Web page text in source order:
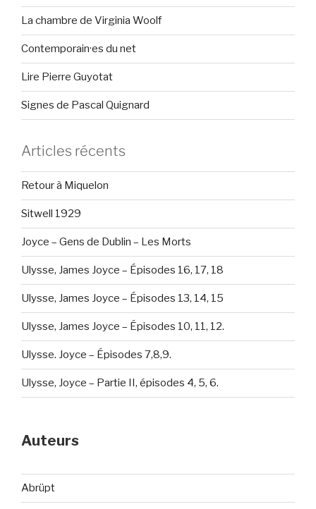
La chambre de Virginia Woolf
Contemporain·es du net
Lire Pierre Guyotat
Signes de Pascal Quignard
Articles récents
Retour à Miquelon
Sitwell 1929
Joyce – Gens de Dublin – Les Morts
Ulysse, James Joyce – Épisodes 16, 17, 18
Ulysse, James Joyce – Épisodes 13, 14, 15
Ulysse, James Joyce – Épisodes 10, 11, 12.
Ulysse. Joyce – Épisodes 7,8,9.
Ulysse, Joyce – Partie II, épisodes 4, 5, 6.
Auteurs
Abrüpt